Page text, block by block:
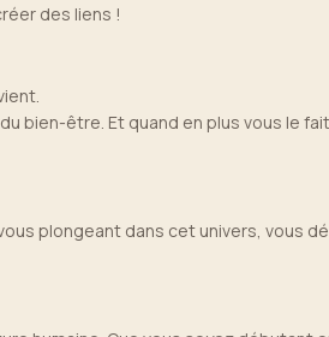
des liens !
bien-être. Et quand en plus vous le
plongeant dans cet univers, vous